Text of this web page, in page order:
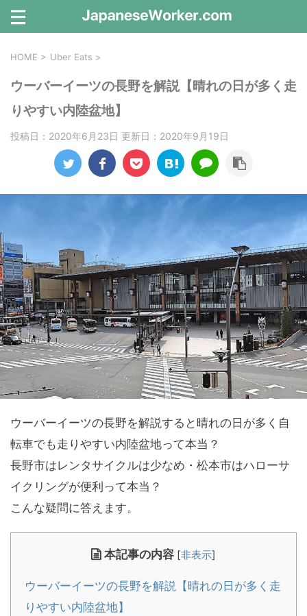
HOME > Uber Eats >
ウーバーイーツの長野を解説【晴れの日が多く走
りやすい内陸盆地】
投稿日：2020年6月23日 更新日： 2020年9月19日
ウーバーイーツの長野を解説すると晴れの日が多く自
転車でも走りやすい内陸盆地って本当？
長野市はレンタサイクルは少なめ・松本市はハローサ
イクリングが便利って本当？
こんな疑問に答えます。
本記事の内容 [非表示]
ウーバーイーツの長野を解説【晴れの日が多く走
りやすい内陸盆地】